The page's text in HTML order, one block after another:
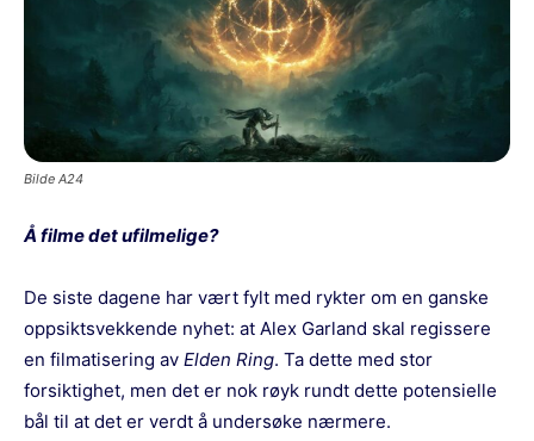
Bilde A24
Å filme det ufilmelige?
De siste dagene har vært fylt med rykter om en ganske
oppsiktsvekkende nyhet: at Alex Garland skal regissere
en filmatisering av Elden Ring. Ta dette med stor
forsiktighet, men det er nok røyk rundt dette potensielle
bål til at det er verdt å undersøke nærmere.